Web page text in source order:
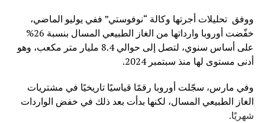
ووفق تحليلات أجرتها وكالة “نوفوستي” ففي يوليو الماضي،
خفّضت أوروبا وارداتها من الغاز الطبيعي المسال بنسبة 26%
على أساس سنوي، لتصل إلى حوالي 8.4 مليار متر مكعب، وهو
أدنى مستوى لها منذ سبتمبر 2024.
وفي مارس، سجّلت أوروبا رقمًا قياسيًا تاريخيًا في مشتريات
الغاز الطبيعي المسال، لكنها بدأت بعد ذلك في خفض الواردات
شهريًا.